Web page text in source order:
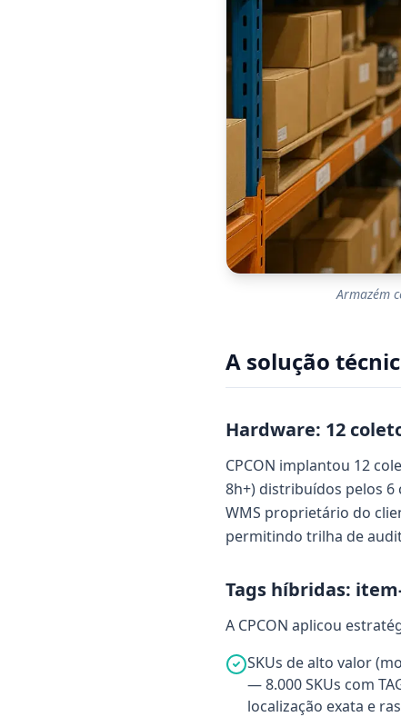
Armazém
A solução
Hardware: 12
CPCON implantou 12
8h+) distribuídos pelos 6
WMS proprietário do
permitindo trilha de
Tags híbridas:
A CPCON aplicou
SKUs de alto valor
— 8.000 SKUs com
localização exata e